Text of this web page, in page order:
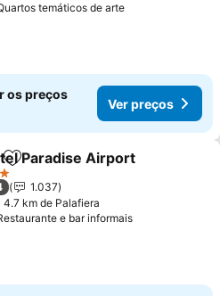
temáticos de arteVer preços
os preços
Ver preços
Adicionar aos favoritos
Paradise Airport
1.037
4.7 km de Palafiera
e bar informaisVer preços